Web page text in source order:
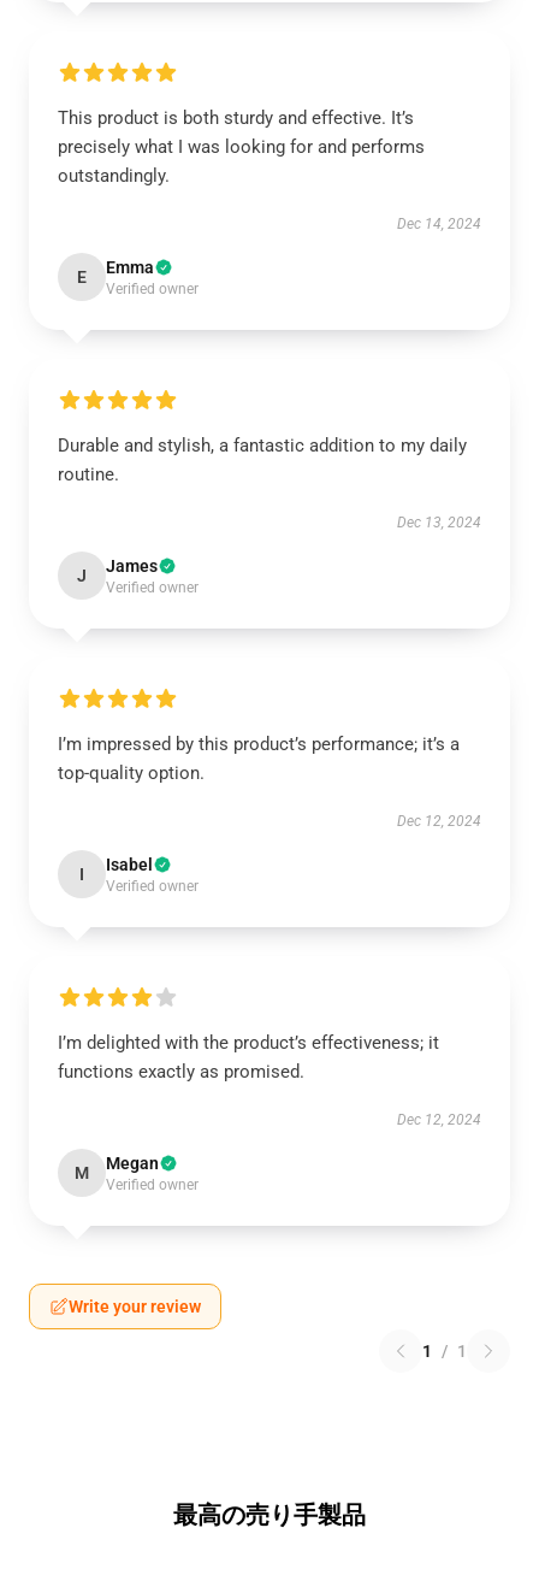
This product is both sturdy and effective. It’s
precisely what I was looking for and performs
outstandingly.
Dec 14, 2024
E Emma
Verified owner
Durable and stylish, a fantastic addition to my daily
routine.
Dec 13, 2024
J James
Verified owner
I’m impressed by this product’s performance; it’s a
top-quality option.
Dec 12, 2024
I Isabel
Verified owner
I’m delighted with the product’s effectiveness; it
functions exactly as promised.
Dec 12, 2024
M Megan
Verified owner
Write your review
1 / 1
最高の売り手製品